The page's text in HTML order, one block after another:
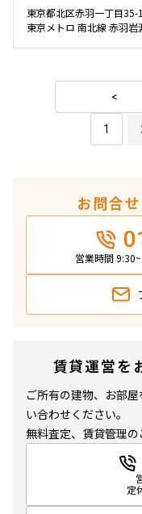
東京都北区赤羽一丁目35-
東京メトロ 南北線 赤羽岩
1
お問合
営業時間
賃貸運営を
ご所有の建物、お部
い合わせください。
無料査定、賃貸管理の
定